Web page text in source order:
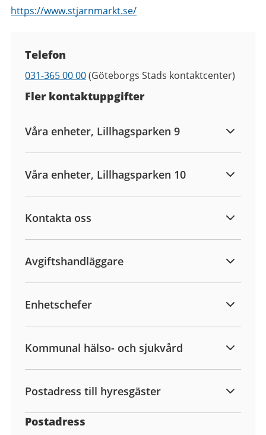
https://www.stjarnmarkt.se/
Telefon
Telefon
031-365 00 00(Göteborgs Stads kontaktcenter)
Fler kontaktuppgifter
Våra enheter, Lillhagsparken 9
Våra enheter, Lillhagsparken 10
Kontakta oss
Avgiftshandläggare
Enhetschefer
Kommunal hälso- och sjukvård
Postadress till hyresgäster
Postadress